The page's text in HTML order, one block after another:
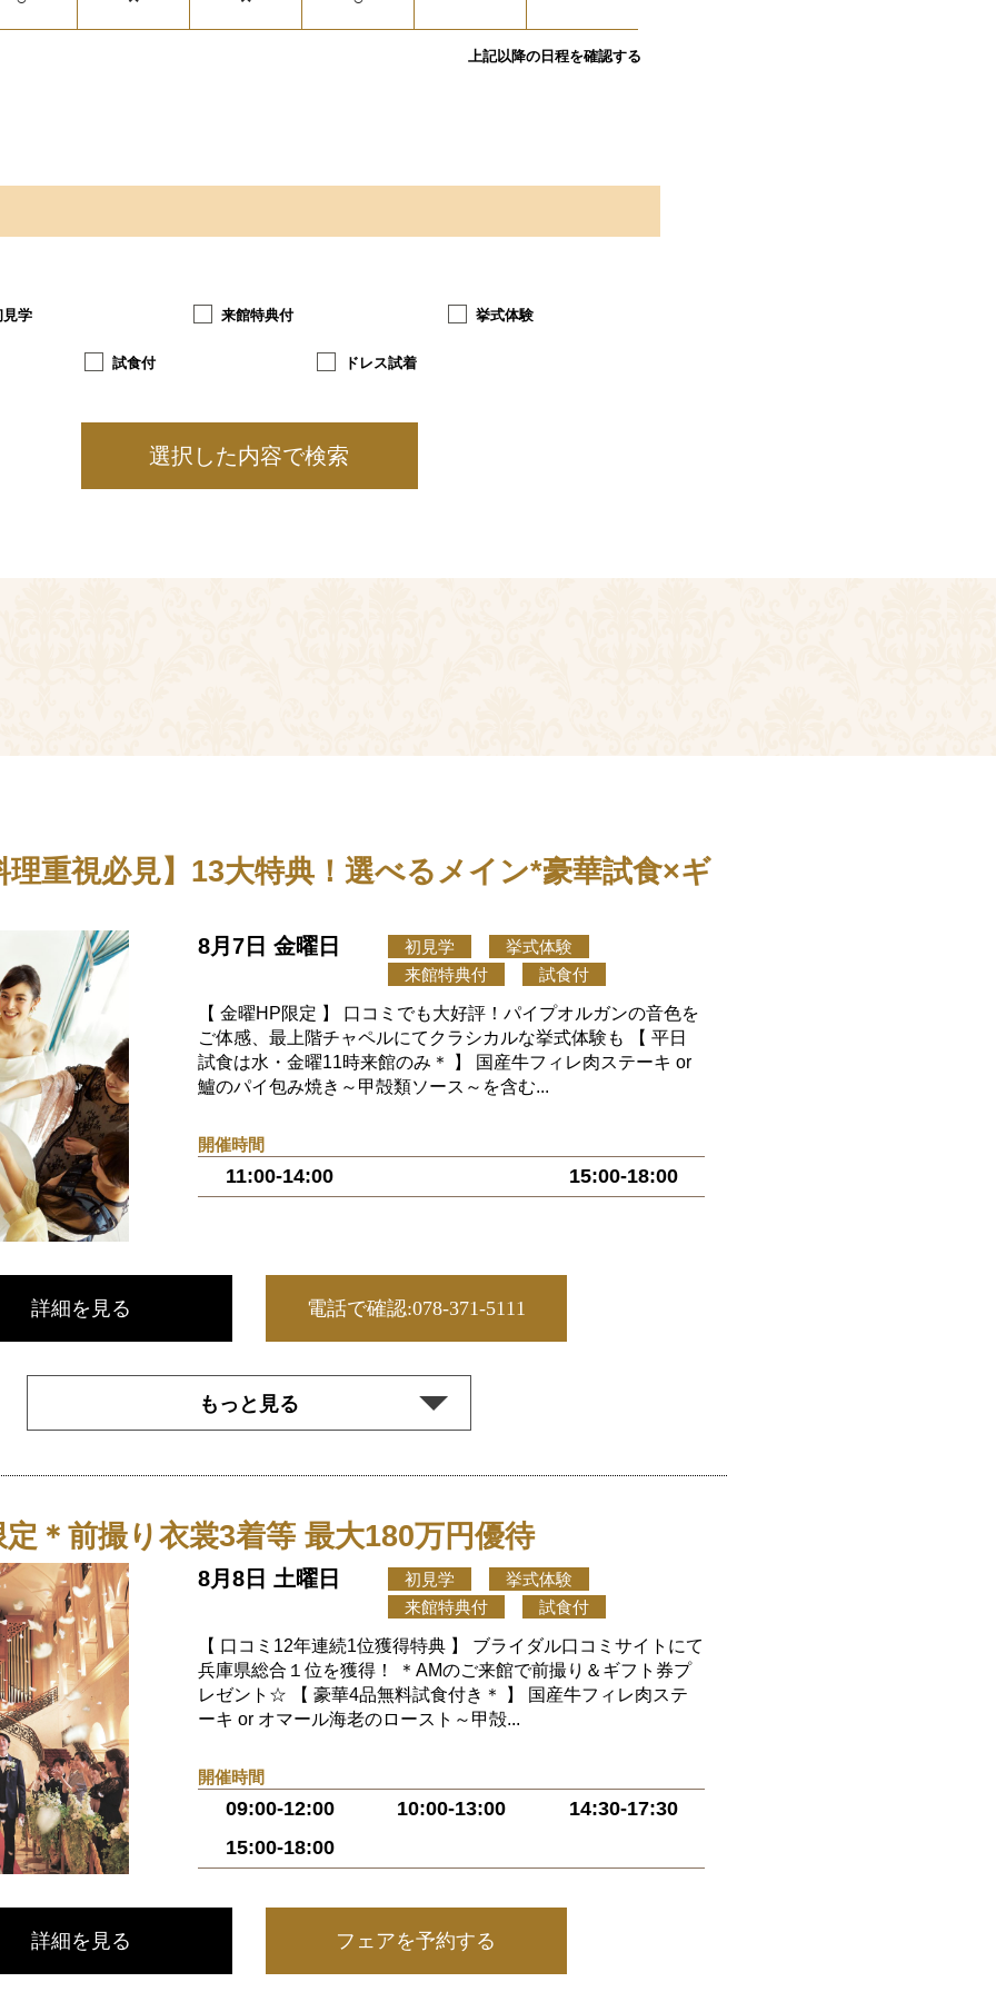
上記以降の日程を確認する
見学 来館特典付 挙式体験
試食付 ドレス試着
選択した内容で検索
理重視必見】13大特典！選べるメイン*豪華試食×ギ
8月7日 金曜日 初見学
挙式体験
来館特典付
試食付
【 金曜HP限定 】 口コミでも大好評！パイプオルガンの音色を
ご体感、最上階チャペルにてクラシカルな挙式体験も 【 平日
試食は水・金曜11時来館のみ＊ 】 国産牛フィレ肉ステーキ or
鱸のパイ包み焼き～甲殻類ソース～を含む...
開催時間
11:00-14:00 15:00-18:00
詳細を見る 電話で確認:078-371-5111
もっと見る
＊前撮り衣裳3着等 最大180万円優待
8月8日 土曜日 初見学
挙式体験
来館特典付
試食付
【 口コミ12年連続1位獲得特典 】 ブライダル口コミサイトにて
兵庫県総合１位を獲得！ ＊AMのご来館で前撮り＆ギフト券プ
レゼント☆ 【 豪華4品無料試食付き＊ 】 国産牛フィレ肉ステ
ーキ or オマール海老のロースト～甲殻...
開催時間
09:00-12:00 10:00-13:00
14:30-17:30
15:00-18:00
詳細を見る フェアを予約する